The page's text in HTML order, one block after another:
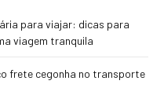
para viajar: dicas para
viagem tranquila
frete cegonha no transporte